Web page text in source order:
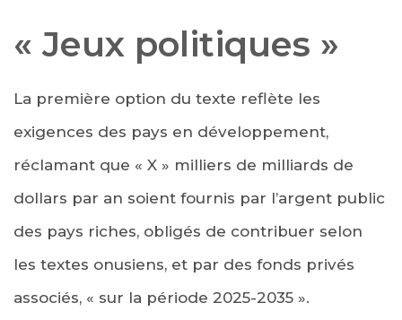
« Jeux politiques »
La première option du texte reflète les
exigences des pays en développement,
réclamant que « X » milliers de milliards de
dollars par an soient fournis par l’argent public
des pays riches, obligés de contribuer selon
les textes onusiens, et par des fonds privés
associés, « sur la période 2025-2035 ».